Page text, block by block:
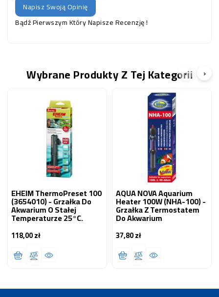
Napisz Swoją Opinię
Bądź Pierwszym Który Napisze Recenzję !
Wybrane Produkty Z Tej Kategorii
EHEIM ThermoPreset 100
(3654010) - Grzałka Do
Akwarium O Stałej
Temperaturze 25°C.
118,00 złCena
AQUA NOVA Aquarium
Heater 100W (NHA-100) -
Grzałka Z Termostatem
Do Akwarium
37,80 złCena
‹ ›